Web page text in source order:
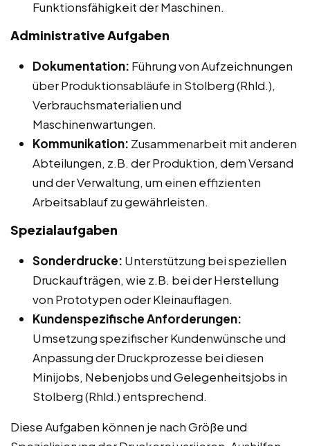
Funktionsfähigkeit der Maschinen.
Administrative Aufgaben
Dokumentation: Führung von Aufzeichnungen
über Produktionsabläufe in Stolberg (Rhld.),
Verbrauchsmaterialien und
Maschinenwartungen.
Kommunikation: Zusammenarbeit mit anderen
Abteilungen, z.B. der Produktion, dem Versand
und der Verwaltung, um einen effizienten
Arbeitsablauf zu gewährleisten.
Spezialaufgaben
Sonderdrucke: Unterstützung bei speziellen
Druckaufträgen, wie z.B. bei der Herstellung
von Prototypen oder Kleinauflagen.
Kundenspezifische Anforderungen:
Umsetzung spezifischer Kundenwünsche und
Anpassung der Druckprozesse bei diesen
Minijobs, Nebenjobs und Gelegenheitsjobs in
Stolberg (Rhld.) entsprechend.
Diese Aufgaben können je nach Größe und